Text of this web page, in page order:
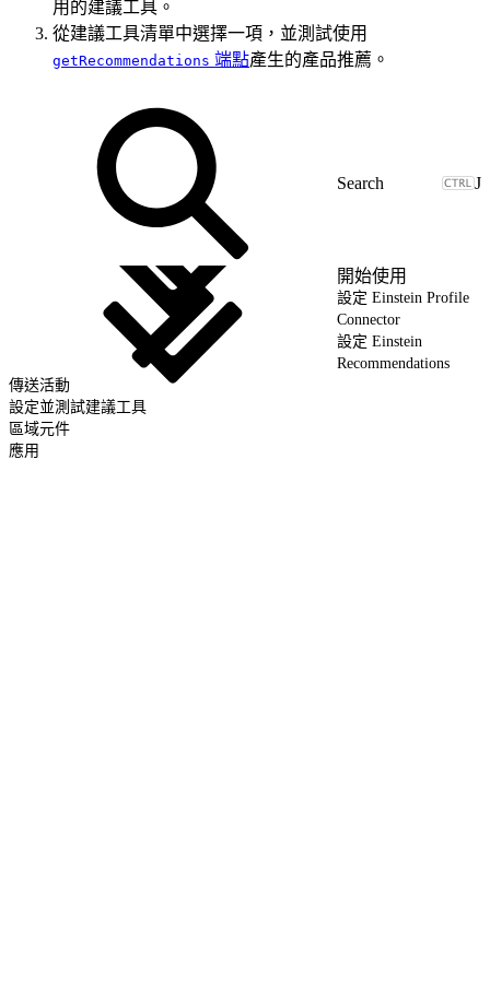
用的建議工具。
從建議工具清單中選擇一項，並測試使用
getRecommendations 端點產生的產品推薦。
J
開始使用
設定 Einstein Profile
Connector
設定 Einstein
Recommendations
傳送活動
設定並測試建議工具
區域元件
應用